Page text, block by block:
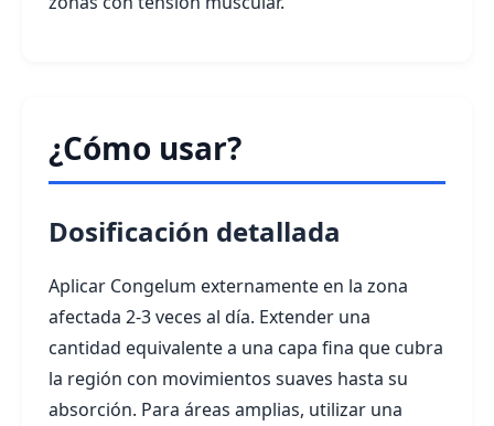
¿Cómo usar?
Dosificación detallada
Aplicar Congelum externamente en la zona
afectada 2-3 veces al día. Extender una
cantidad equivalente a una capa fina que cubra
la región con movimientos suaves hasta su
absorción. Para áreas amplias, utilizar una